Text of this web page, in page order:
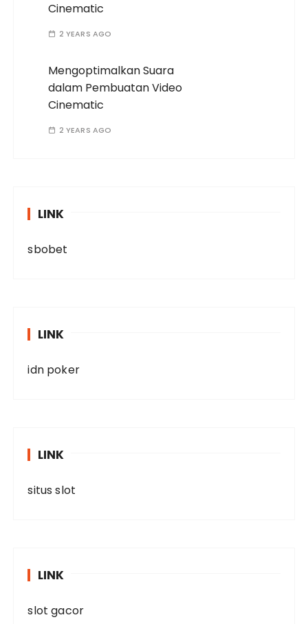
Cinematic
2 YEARS AGO
Mengoptimalkan Suara
dalam Pembuatan Video
Cinematic
2 YEARS AGO
LINK
sbobet
LINK
idn poker
LINK
situs slot
LINK
slot gacor